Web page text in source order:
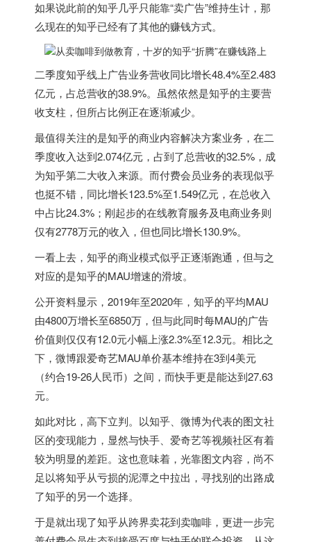
如果说此前的知乎几乎只能靠“卖广告”维持生计，那
么现在的知乎已经有了其他的赚钱方式。
二季度知乎线上广告业务营收同比增长48.4%至2.483
亿元，占总营收的38.9%。虽然依然是知乎的主要营
收支柱，但所占比例正在逐渐减少。
最值得关注的是知乎的商业内容解决方案业务，在二
季度收入达到2.074亿元，占到了总营收的32.5%，成
为知乎第二大收入来源。而付费会员业务的表现似乎
也挺不错，同比增长123.5%至1.549亿元，在总收入
中占比24.3%；刚起步的在线教育服务及电商业务则
仅有2778万元的收入，但也同比增长130.9%。
一看上去，知乎的商业模式似乎正逐渐跑通，但与之
对应的是知乎的MAU增速的滑坡。
公开资料显示，2019年至2020年，知乎的平均MAU
由4800万增长至6850万，但与此同时每MAU的广告
价值则仅仅有12.0元小幅上涨2.3%至12.3元。相比之
下，微博跟爱奇艺MAU单价基本维持在3到4美元
（约合19-26人民币）之间，而快手更是能达到27.63
元。
如此对比，高下立判。以知乎、微博为代表的图文社
区的变现能力，显然与快手、爱奇艺等视频社区有着
较为明显的差距。这也意味着，光靠图文内容，尚不
足以将知乎从亏损的泥潭之中拉出，寻找别的出路成
了知乎的另一个选择。
于是就出现了知乎从跨界卖花到卖咖啡，更进一步完